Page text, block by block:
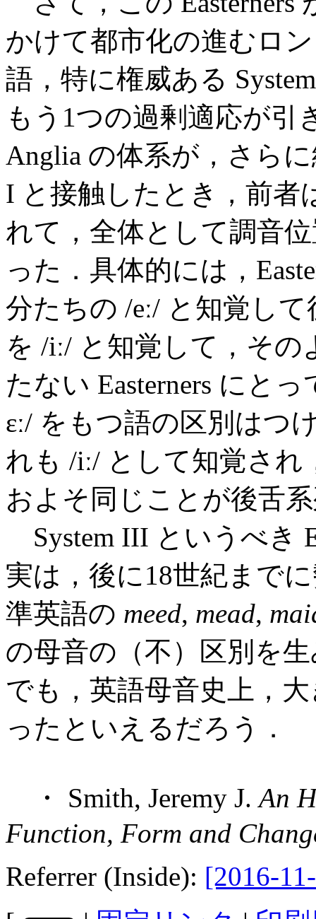
かけて都市化の進むロ
語，特に権威ある
もう1つの過剰適応が引
Anglia の体系が，さら
I と接触したとき，前者
れて，全体として調音
った．具体的には，
分たちの /eː/ と知覚し
を /iː/ と知覚して，そ
たない Easterners にと
ɛː/ をもつ語の区別はつ
れも /iː/ として知覚さ
およそ同じことが後舌
System III というべき
実は，後に18世紀まで
準英語の meed, mead,
の母音の（不）区別を
でも，英語母音史上，
ったといえるだろう．
・ Smith, Jeremy J.An
Function, Form and
Referrer (Inside): [2016-